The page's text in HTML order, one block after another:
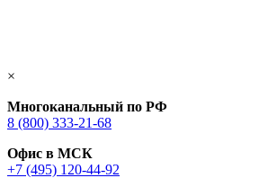
×
Многоканальный по РФ
8 (800) 333‑21-68
Офис в МСК
+7 (495) 120-44-92